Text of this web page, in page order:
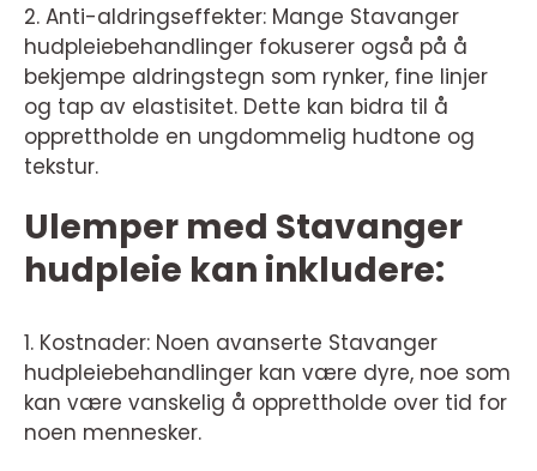
2. Anti-aldringseffekter: Mange Stavanger
hudpleiebehandlinger fokuserer også på å
bekjempe aldringstegn som rynker, fine linjer
og tap av elastisitet. Dette kan bidra til å
opprettholde en ungdommelig hudtone og
tekstur.
Ulemper med Stavanger
hudpleie kan inkludere:
1. Kostnader: Noen avanserte Stavanger
hudpleiebehandlinger kan være dyre, noe som
kan være vanskelig å opprettholde over tid for
noen mennesker.